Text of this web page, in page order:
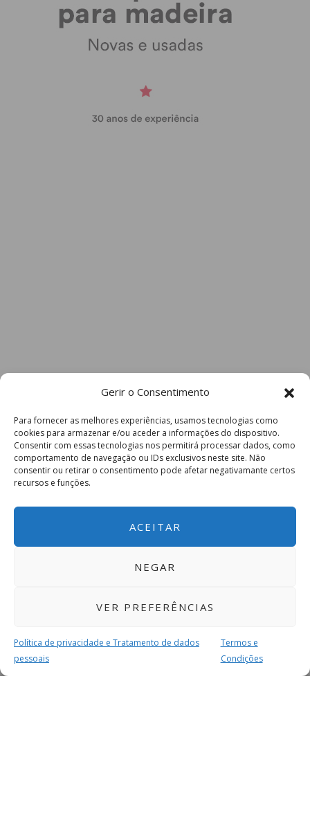
Gerir o Consentimento
Para fornecer as melhores experiências, usamos tecnologias como
cookies para armazenar e/ou aceder a informações do dispositivo.
Consentir com essas tecnologias nos permitirá processar dados, como
comportamento de navegação ou IDs exclusivos neste site. Não
consentir ou retirar o consentimento pode afetar negativamante certos
recursos e funções.
ACEITAR
NEGAR
VER PREFERÊNCIAS
Política de privacidade e Tratamento de dados
pessoais
Termos e
Condições